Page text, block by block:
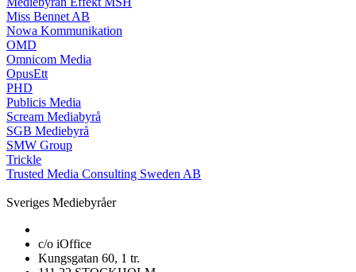
Miss Bennet AB
Nowa Kommunikation
OMD
Omnicom Media
OpusEtt
PHD
Publicis Media
Scream Mediabyrå
SGB Mediebyrå
SMW Group
Trickle
Trusted Media Consulting Sweden AB
Sveriges Mediebyråer
c/o iOffice
Kungsgatan 60, 1 tr.